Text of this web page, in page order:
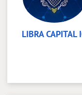
LIBRA CAPITAL